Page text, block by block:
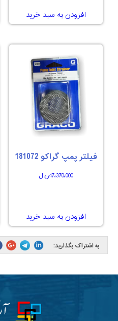
افزودن به سبد خرید
فیلتر پمپ گراکو 181072
47،370،000ریال
افزودن به سبد خرید
به اشتراک بگذارید: